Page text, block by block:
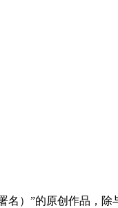
）”的原创作品，